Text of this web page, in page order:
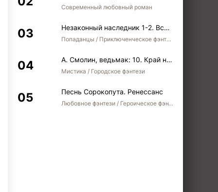
Современный любовный роман
Незаконный наследник 1-2. Вспомнить, кем был. Стать собой. Остаться собой
Попаданцы / Приключенческое фэнтези / Боевое фэнтези / Юмористическое фэнтези
А. Смолин, ведьмак: 10. Край неба
Мистика / Городское фэнтези
Песнь Сорокопута. Ренессанс
Любовное фэнтези / Героическое фэнтези